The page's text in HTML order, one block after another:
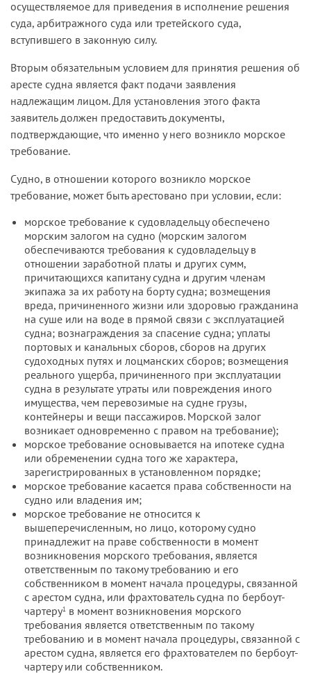
суде иностранного государства ссылалась
компания, – требование компании о признании
права собственности на суда – отсутствовала.
Поскольку заявитель не обосновал наличие у
него морского требования, которое уже
предъявлено или может быть предъявлено
впредь, в наложении ареста на морские суда
было отказано ( постановление Федерального
арбитражного суда Северо-Западного округа от
осуществляемое для приведения в исполнение решения
суда, арбитражного суда или третейского суда,
вступившего в законную силу.
Вторым обязательным условием для принятия решения об
аресте судна является факт подачи заявления
надлежащим лицом. Для установления этого факта
заявитель должен предоставить документы,
подтверждающие, что именно у него возникло морское
требование.
Судно, в отношении которого возникло морское
требование, может быть арестовано при условии, если:
морское требование к судовладельцу обеспечено
морским залогом на судно (морским залогом
обеспечиваются требования к судовладельцу в
отношении заработной платы и других сумм,
причитающихся капитану судна и другим членам
экипажа за их работу на борту судна; возмещения
вреда, причиненного жизни или здоровью гражданина
на суше или на воде в прямой связи с эксплуатацией
судна; вознаграждения за спасение судна; уплаты
портовых и канальных сборов, сборов на других
судоходных путях и лоцманских сборов; возмещения
реального ущерба, причиненного при эксплуатации
судна в результате утраты или повреждения иного
имущества, чем перевозимые на судне грузы,
контейнеры и вещи пассажиров. Морской залог
возникает одновременно с правом на требование);
морское требование основывается на ипотеке судна
или обременении судна того же характера,
зарегистрированных в установленном порядке;
морское требование касается права собственности на
судно или владения им;
морское требование не относится к
вышеперечисленным, но лицо, которому судно
принадлежит на праве собственности в момент
возникновения морского требования, является
ответственным по такому требованию и его
собственником в момент начала процедуры, связанной
с арестом судна, или фрахтователь судна по бербоут-
чартеру1
в момент возникновения морского
требования является ответственным по такому
требованию и в момент начала процедуры, связанной с
арестом судна, является его фрахтователем по бербоут-
чартеру или собственником.